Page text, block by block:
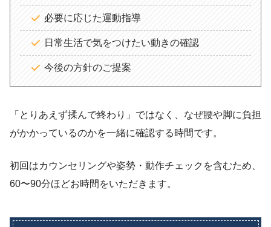
必要に応じた運動指導
日常生活で気をつけたい動きの確認
今後の方針のご提案
「とりあえず揉んで終わり」ではなく、なぜ腰や脚に負担
がかかっているのかを一緒に確認する時間です。
初回はカウンセリングや姿勢・動作チェックを含むため、
60〜90分ほどお時間をいただきます。